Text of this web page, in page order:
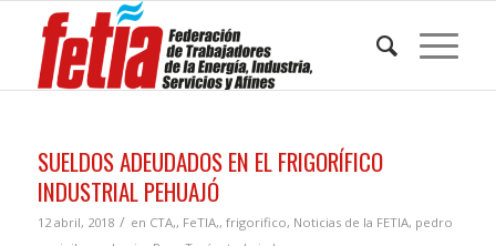
SUELDOS ADEUDADOS EN EL FRIGORÍFICO
INDUSTRIAL PEHUAJÓ
12 abril, 2018 / en CTA,, FeTIA,, frigorifico, Noticias de la FETIA, pedro